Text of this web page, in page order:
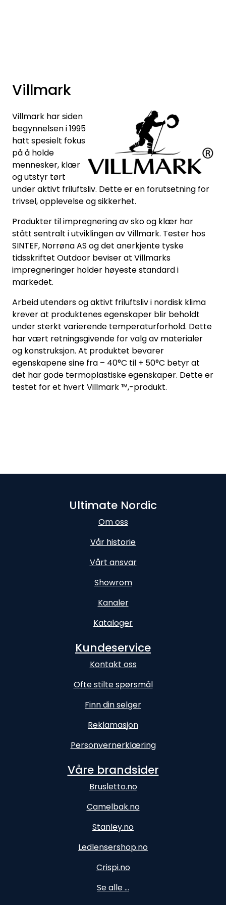
Villmark
Villmark har siden
begynnelsen i 1995
hatt spesielt fokus
på å holde
mennesker, klær
og utstyr tørt
under aktivt friluftsliv. Dette er en forutsetning for
trivsel, opplevelse og sikkerhet.
Produkter til impregnering av sko og klær har
stått sentralt i utviklingen av Villmark. Tester hos
SINTEF, Norrøna AS og det anerkjente tyske
tidsskriftet Outdoor beviser at Villmarks
impregneringer holder høyeste standard i
markedet.
Arbeid utendørs og aktivt friluftsliv i nordisk klima
krever at produktenes egenskaper blir beholdt
under sterkt varierende temperaturforhold. Dette
har vært retningsgivende for valg av materialer
og konstruksjon. At produktet bevarer
egenskapene sine fra – 40°C til + 50°C betyr at
det har gode termoplastiske egenskaper. Dette er
testet for et hvert Villmark ™,-produkt.
Ultimate Nordic
Om oss
Vår historie
Vårt ansvar
Showrom
Kanaler
Kataloger
Kundeservice
Kontakt oss
Ofte stilte spørsmål
Finn din selger
Reklamasjon
Personvernerklæring
Våre brandsider
Brusletto.no
Camelbak.no
Stanley.no
Ledlensershop.no
Crispi.no
Se alle ...
Mediaportalen